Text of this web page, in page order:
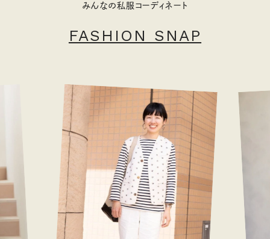
みんなの私服コーディネート
FASHION SNAP